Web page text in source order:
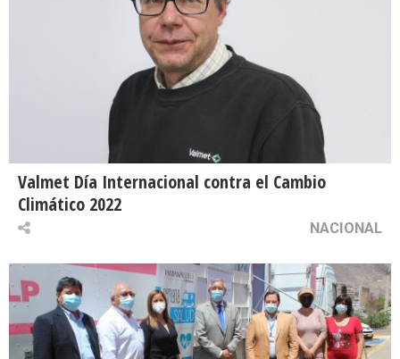
Valmet Día Internacional contra el Cambio
Climático 2022
NACIONAL